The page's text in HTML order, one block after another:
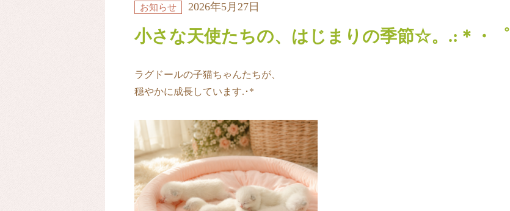
お知らせ 2026年5月27日
小さな天使たちの、はじまりの季節☆。.:＊・゜
ラグドールの子猫ちゃんたちが、
穏やかに成長しています‎.･*